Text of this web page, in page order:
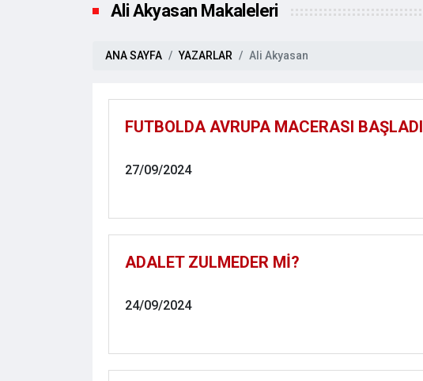
Ali Akyasan Makaleleri
ANA SAYFA YAZARLAR Ali Akyasan
FUTBOLDA AVRUPA MACERASI BAŞLADI
27/09/2024
ADALET ZULMEDER Mİ?
24/09/2024